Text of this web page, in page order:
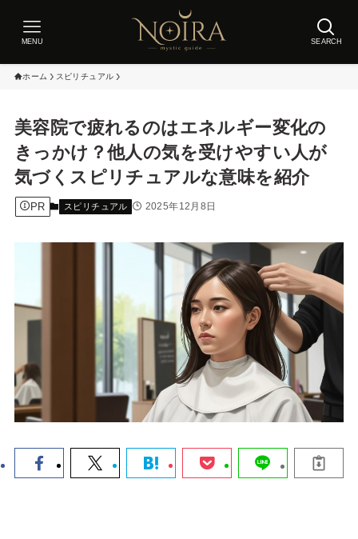
SEARCH
MENU
ホーム スピリチュアル
美容院で疲れるのはエネルギー変化の
きっかけ？他人の気を受けやすい人が
気づくスピリチュアルな意味を紹介
PR スピリチュアル 2025年12月8日